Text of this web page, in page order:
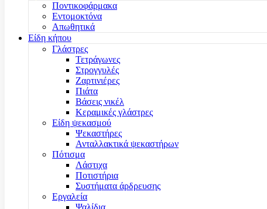
Ποντικοφάρμακα
Εντομοκτόνα
Απωθητικά
Είδη κήπου
Γλάστρες
Τετράγωνες
Στρογγυλές
Ζαρτινιέρες
Πιάτα
Βάσεις νικέλ
Κεραμικές γλάστρες
Είδη ψεκασμού
Ψεκαστήρες
Ανταλλακτικά ψεκαστήρων
Πότισμα
Λάστιχα
Ποτιστήρια
Συστήματα άρδρευσης
Εργαλεία
Ψαλίδια